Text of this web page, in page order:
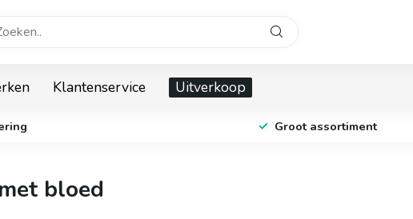
Klantenservice Uitverkoop
Groot assortiment
bloed